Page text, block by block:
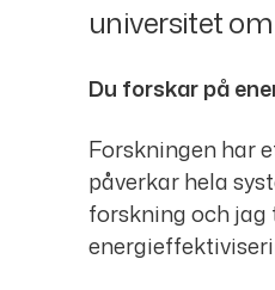
universitet
Du forskar på
Forskningen har
påverkar hela
forskning och jag